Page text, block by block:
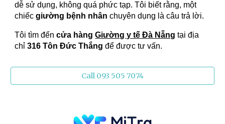
dễ sử dụng, không quá phức tạp. Tôi biết rằng, một
chiếcgiường bệnh nhân chuyên dụng là câu trả lời.
Tôi tìm đếncửa hàngGiường y tế Đà Nẵng tại địa
chỉ316 Tôn Đức Thắng để được tư vấn.
Call 093 505 7074